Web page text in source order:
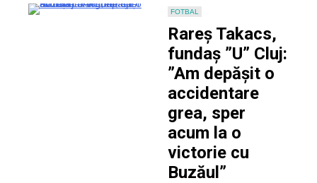
început”
FOTBAL
Rareș Takacs,
fundaș ”U” Cluj:
”Am depășit o
accidentare
grea, sper
acum la o
victorie cu
Buzăul”